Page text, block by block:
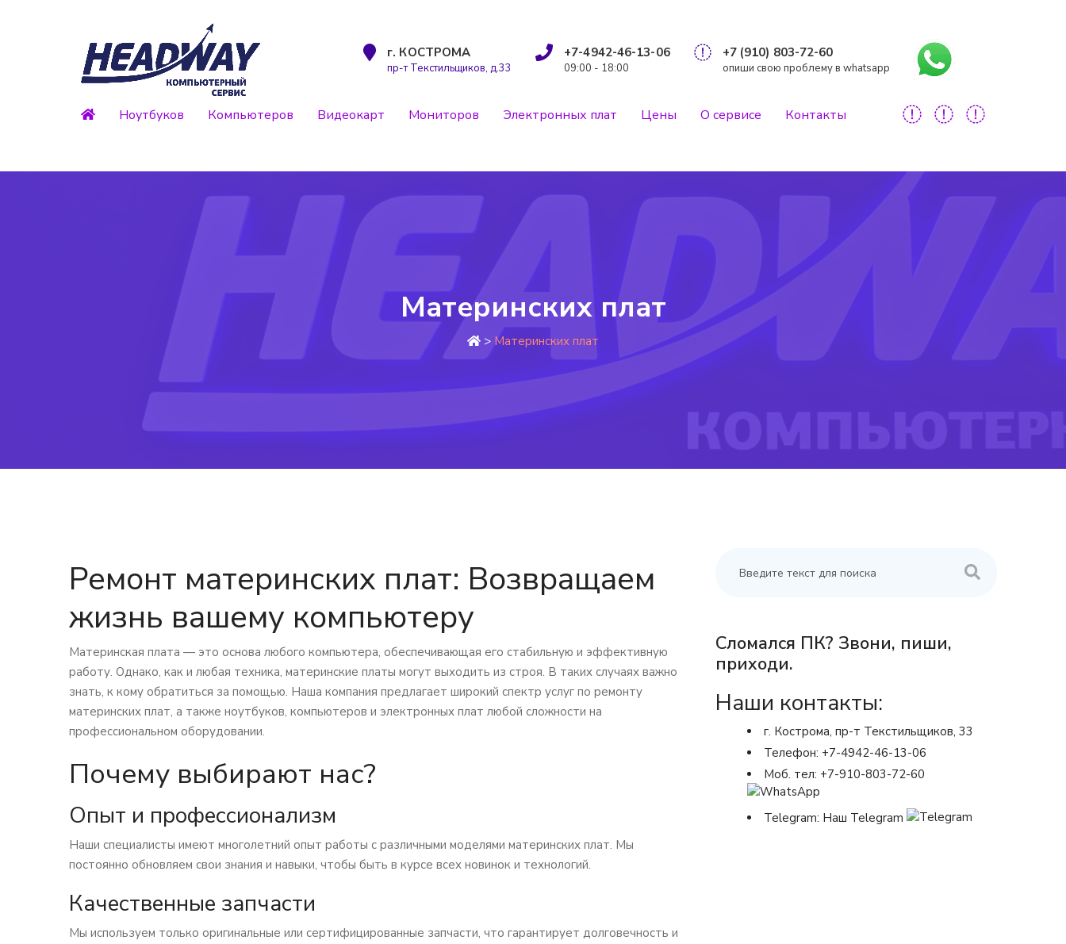
г. КОСТРОМА
пр-т Текстильщиков, д.33
+7-4942-46-13-06
09:00 - 18:00
+7 (910) 803-72-60
опиши свою проблему в whatsapp
Ноутбуков Компьютеров Видеокарт Мониторов Электронных плат Цены О сервисе Контакты
Материнских плат
> Материнских плат
Ремонт материнских плат: Возвращаем
жизнь вашему компьютеру
Материнская плата — это основа любого компьютера, обеспечивающая его стабильную и эффективную
работу. Однако, как и любая техника, материнские платы могут выходить из строя. В таких случаях важно
знать, к кому обратиться за помощью. Наша компания предлагает широкий спектр услуг по ремонту
материнских плат, а также ноутбуков, компьютеров и электронных плат любой сложности на
профессиональном оборудовании.
Почему выбирают нас?
Опыт и профессионализм
Наши специалисты имеют многолетний опыт работы с различными моделями материнских плат. Мы
постоянно обновляем свои знания и навыки, чтобы быть в курсе всех новинок и технологий.
Качественные запчасти
Мы используем только оригинальные или сертифицированные запчасти, что гарантирует долговечность и
Сломался ПК? Звони, пиши,
приходи.
Наши контакты:
г. Кострома, пр-т Текстильщиков, 33
Телефон: +7-4942-46-13-06
Моб. тел: +7-910-803-72-60
Telegram: Наш Telegram